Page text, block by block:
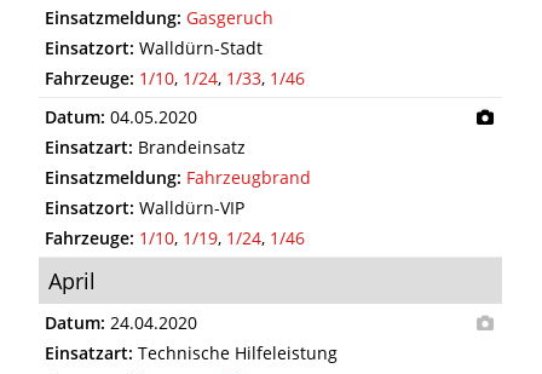
Einsatzmeldung: Gasgeruch
Einsatzort: Walldürn-Stadt
Fahrzeuge: 1/10, 1/24, 1/33, 1/46
Datum: 04.05.2020
Einsatzart: Brandeinsatz
Einsatzmeldung: Fahrzeugbrand
Einsatzort: Walldürn-VIP
Fahrzeuge: 1/10, 1/19, 1/24, 1/46
April
Datum: 24.04.2020
Einsatzart: Technische Hilfeleistung